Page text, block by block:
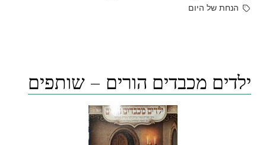
by
Tags:
הנחת של היום
ילדים מכבדים הורים – שותפים